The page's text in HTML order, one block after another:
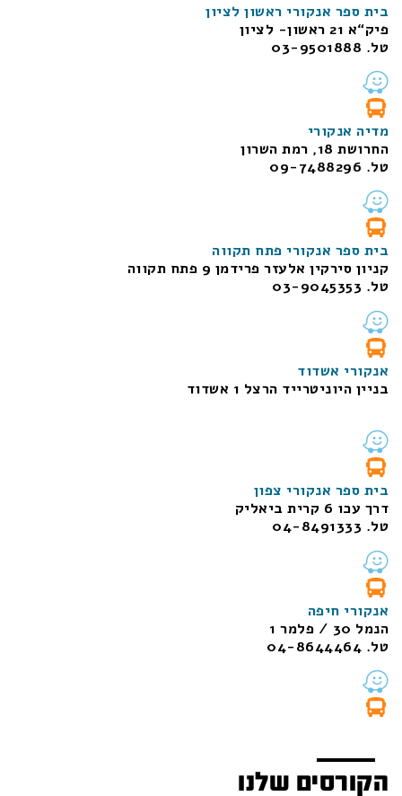
בית ספר אנקורי ראשון לציון
פיק“א 21 ראשון- לציון
טל. 03-9501888
מדיה אנקורי
החרושת 18, רמת השרון
טל. 09-7488296
בית ספר אנקורי פתח תקווה
קניון סירקין אלעזר פרידמן 9 פתח תקווה
טל. 03-9045353
אנקורי אשדוד
בניין היוניטרייד הרצל 1 אשדוד
בית ספר אנקורי צפון
דרך עכו 6 קרית ביאליק
טל. 04-8491333
אנקורי חיפה
הנמל 30 / פלמר 1
טל. 04-8644464
הקורסים שלנו